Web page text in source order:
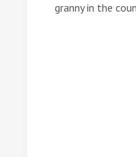
granny in the